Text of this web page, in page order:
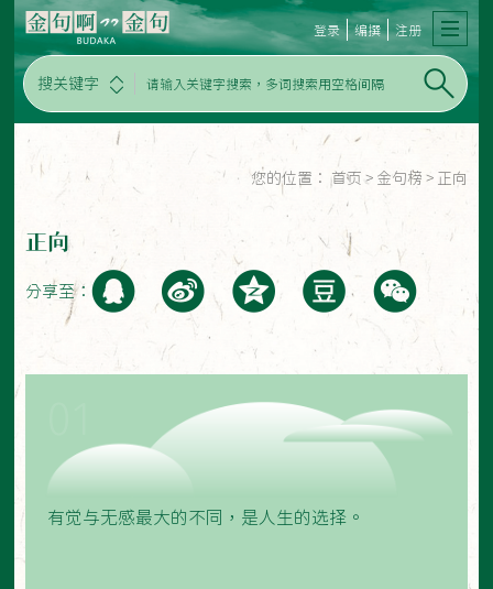
搜关键字
登录 编撰 注册
您的位置： 首页 > 金句榜 > 正向
正向
分享至：
有觉与无感最大的不同，是人生的选择。